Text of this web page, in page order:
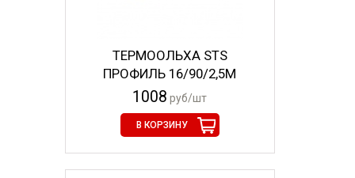
ТЕРМООЛЬХА STS
ПРОФИЛЬ 16/90/2,5М
1008 руб/шт
В КОРЗИНУ